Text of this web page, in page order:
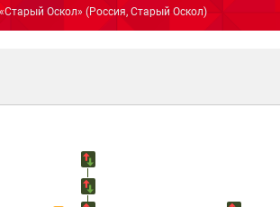
«Старый Оскол»(Россия, Старый Оскол)